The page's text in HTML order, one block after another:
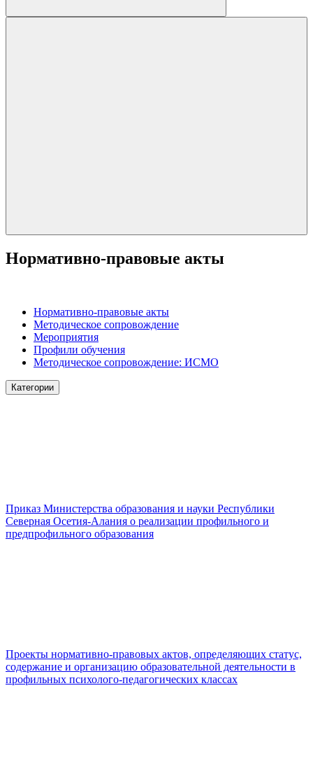
Нормативно-правовые акты
Нормативно-правовые акты
Методическое сопровождение
Мероприятия
Профили обучения
Методическое сопровождение: ИСМО
Категории
Приказ Министерства образования и науки Республики
Северная Осетия-Алания о реализации профильного и
предпрофильного образования
Проекты нормативно-правовых актов, определяющих статус,
содержание и организацию образовательной деятельности в
профильных психолого-педагогических классах